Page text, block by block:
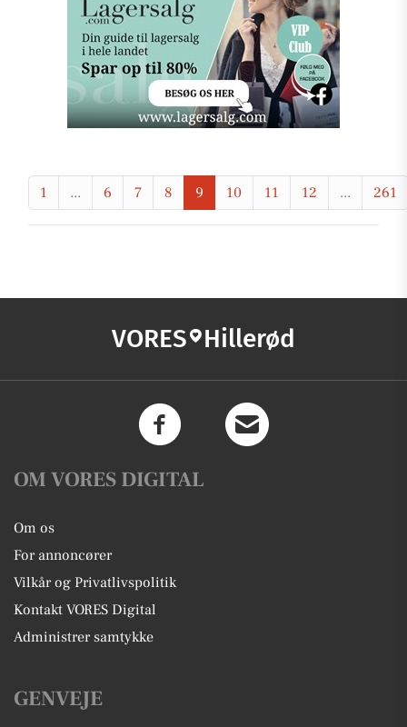
1 ... 6 7 8 9 10 11 12 ... 261
VORES Hillerød
OM VORES DIGITAL
Om os
For annoncører
Vilkår og Privatlivspolitik
Kontakt VORES Digital
Administrer samtykke
GENVEJE